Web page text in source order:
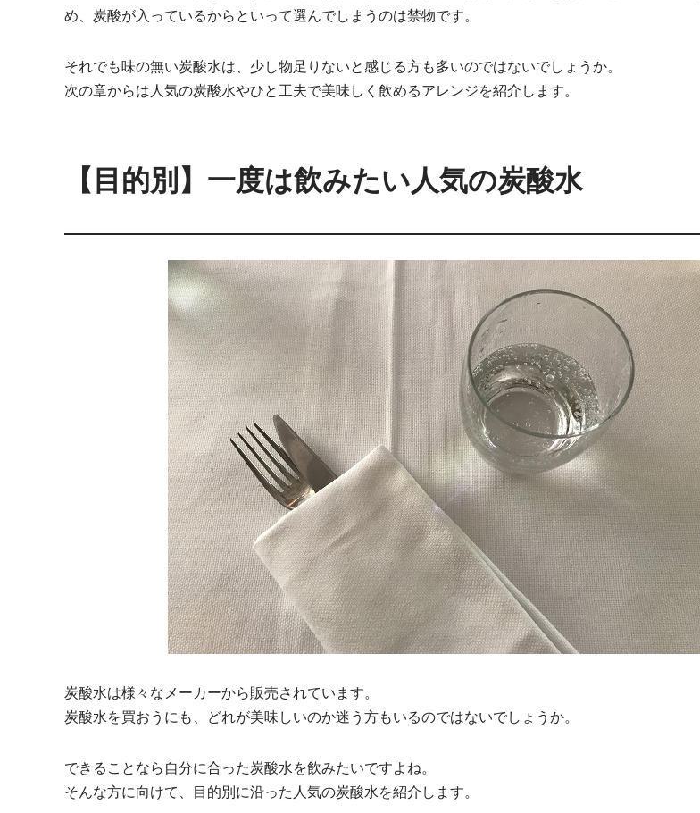
め、炭酸が入っているからといって選んでしまうのは禁物です。
それでも味の無い炭酸水は、少し物足りないと感じる方も多いのではないでしょうか。
次の章からは人気の炭酸水やひと工夫で美味しく飲めるアレンジを紹介します。
【目的別】一度は飲みたい人気の炭酸水
炭酸水は様々なメーカーから販売されています。
炭酸水を買おうにも、どれが美味しいのか迷う方もいるのではないでしょうか。
できることなら自分に合った炭酸水を飲みたいですよね。
そんな方に向けて、目的別に沿った人気の炭酸水を紹介します。